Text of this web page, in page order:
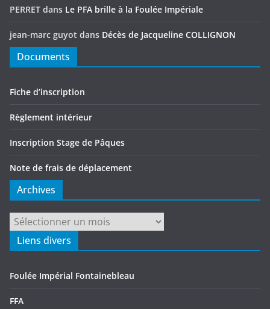
PERRET dans Le PFA brille à la Foulée Impériale
jean-marc guyot dans Décès de Jacqueline COLLIGNON
Documents
Fiche d’inscription
Règlement intérieur
Inscription Stage de Pâques
Note de frais de déplacement
Archives
Archives
Liens divers
Foulée Impérial Fontainebleau
FFA